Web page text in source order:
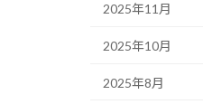
2025年11月
2025年10月
2025年8月